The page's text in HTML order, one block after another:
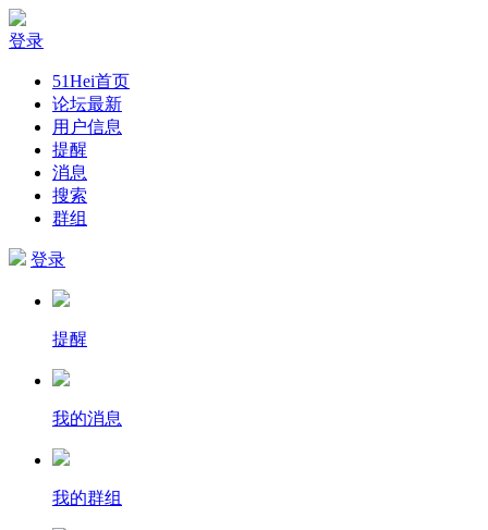
登录
51Hei首页
论坛最新
用户信息
提醒
消息
搜索
群组
登录
提醒
我的消息
我的群组